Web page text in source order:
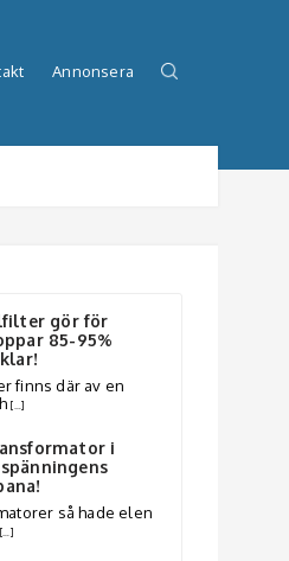
Annonsera
gör för
85-95%
finns där av en
[…]
i
så hade elen
[…]